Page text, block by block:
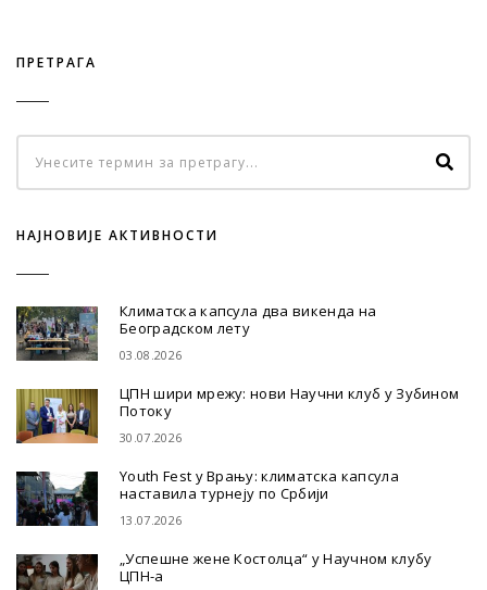
ПРЕТРАГА
НАЈНОВИЈЕ АКТИВНОСТИ
Климатска капсула два викенда на
Београдском лету
03.08.2026
ЦПН шири мрежу: нови Научни клуб у Зубином
Потоку
30.07.2026
Youth Fest у Врању: климатска капсула
наставила турнеју по Србији
13.07.2026
„Успешне жене Костолца“ у Научном клубу
ЦПН-а